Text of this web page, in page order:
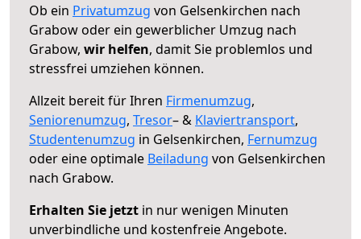
Ob ein Privatumzug von Gelsenkirchen nach
Grabow oder ein gewerblicher Umzug nach
Grabow, wir helfen, damit Sie problemlos und
stressfrei umziehen können.
Allzeit bereit für Ihren Firmenumzug,
Seniorenumzug, Tresor– & Klaviertransport,
Studentenumzug in Gelsenkirchen, Fernumzug
oder eine optimale Beiladung von Gelsenkirchen
nach Grabow.
Erhalten Sie jetzt in nur wenigen Minuten
unverbindliche und kostenfreie Angebote.